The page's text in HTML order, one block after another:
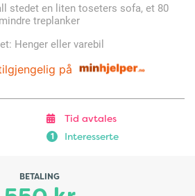
stedet en liten toseters sofa, et 80
treplanker
Henger eller varebil
på
Tid avtales
1 Interesserte
BETALING